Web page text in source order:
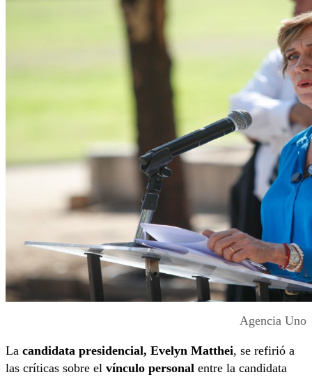
Agencia Uno
La candidata presidencial, Evelyn Matthei, se refirió a
las críticas sobre el vínculo personal entre la candidata